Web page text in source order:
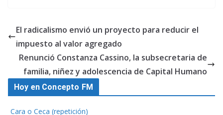
El radicalismo envió un proyecto para reducir el
impuesto al valor agregado
Renunció Constanza Cassino, la subsecretaria de
familia, niñez y adolescencia de Capital Humano
Hoy en Concepto FM
Cara o Ceca (repetición)